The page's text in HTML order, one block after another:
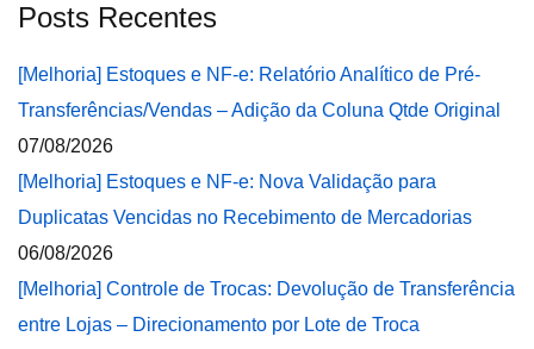
Posts Recentes
[Melhoria] Estoques e NF-e: Relatório Analítico de Pré-
Transferências/Vendas – Adição da Coluna Qtde Original
07/08/2026
[Melhoria] Estoques e NF-e: Nova Validação para
Duplicatas Vencidas no Recebimento de Mercadorias
06/08/2026
[Melhoria] Controle de Trocas: Devolução de Transferência
entre Lojas – Direcionamento por Lote de Troca